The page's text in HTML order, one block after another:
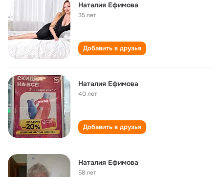
Наталия Ефимова
35 лет
Добавить в друзья
Наталия Ефимова
40 лет
Добавить в друзья
Наталия Ефимова
58 лет